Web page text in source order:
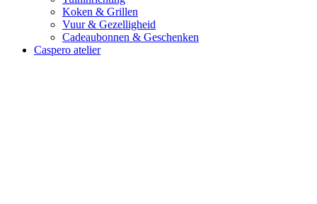
Koken & Grillen
Vuur & Gezelligheid
Cadeaubonnen & Geschenken
Caspero atelier